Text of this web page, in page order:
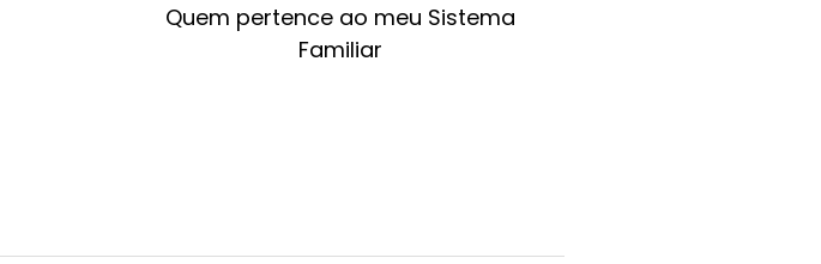
Quem pertence ao meu Sistema
Familiar